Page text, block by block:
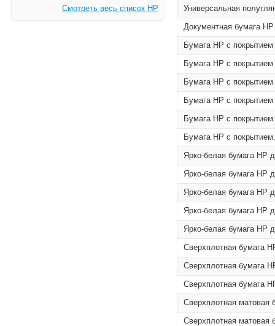
Смотреть весь список HP
Универсальная
Документная бумага
Бумага HP с
Бумага HP с
Бумага HP с
Бумага HP с
Бумага HP с
Бумага HP с
Ярко-белая бумага HP
Ярко-белая бумага HP
Ярко-белая бумага HP
Ярко-белая бумага HP
Ярко-белая бумага HP
Сверхплотная бумага
Сверхплотная бумага
Сверхплотная бумага
Сверхплотная
Сверхплотная матовая